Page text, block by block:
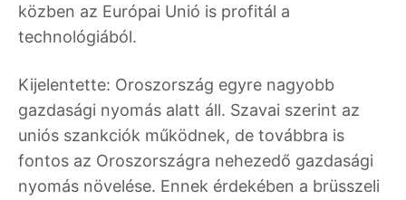
közben az Európai Unió is profitál a
technológiából.
Kijelentette: Oroszország egyre nagyobb
gazdasági nyomás alatt áll. Szavai szerint az
uniós szankciók működnek, de továbbra is
fontos az Oroszországra nehezedő gazdasági
nyomás növelése. Ennek érdekében a brüsszeli